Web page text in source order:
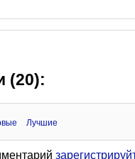
(20):
Лучшие